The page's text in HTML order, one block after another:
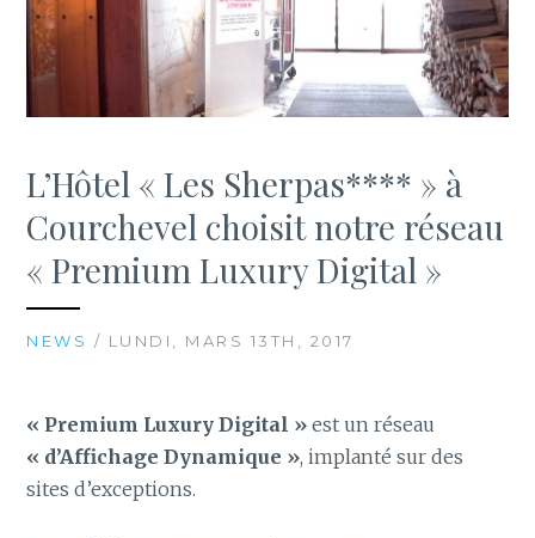
L’Hôtel « Les Sherpas**** » à
Courchevel choisit notre réseau
« Premium Luxury Digital »
NEWS / LUNDI, MARS 13TH, 2017
« Premium Luxury Digital » est un réseau
« d’Affichage Dynamique », implanté sur des
sites d’exceptions.